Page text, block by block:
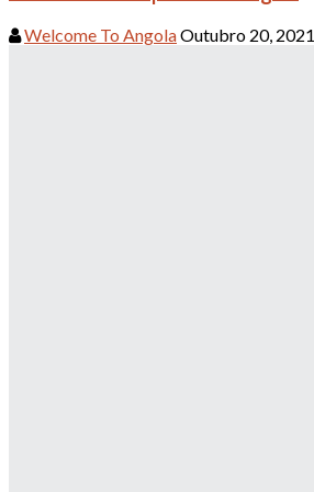
Welcome To AngolaOutubro 20, 2021